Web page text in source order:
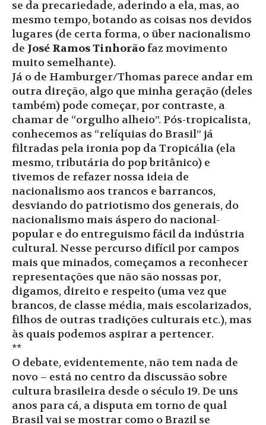
se da precariedade, aderindo a ela, mas, ao
mesmo tempo, botando as coisas nos devidos
lugares (de certa forma, o über nacionalismo
de José Ramos Tinhorãofaz movimento
muito semelhante).
Já o de Hamburger/Thomas parece andar em
outra direção, algo que minha geração (deles
também) pode começar, por contraste, a
chamar de “orgulho alheio”. Pós-tropicalista,
conhecemos as “relíquias do Brasil” já
filtradas pela ironia pop da Tropicália (ela
mesmo, tributária do pop britânico) e
tivemos de refazer nossa ideia de
nacionalismo aos trancos e barrancos,
desviando do patriotismo dos generais, do
nacionalismo mais áspero do nacional-
popular e do entreguismo fácil da indústria
cultural. Nesse percurso difícil por campos
mais que minados, começamos a reconhecer
representações que não são nossas por,
digamos, direito e respeito (uma vez que
brancos, de classe média, mais escolarizados,
filhos de outras tradições culturais etc.), mas
às quais podemos aspirar a pertencer.
**
O debate, evidentemente, não tem nada de
novo – está no centro da discussão sobre
cultura brasileira desde o século 19. De uns
anos para cá, a disputa em torno de qual
Brasil vai se mostrar como o Brazil se